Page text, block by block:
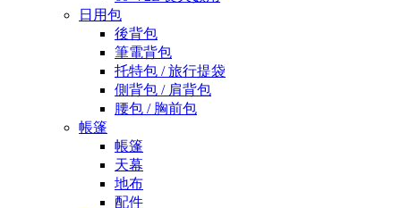
日用包
後背包
筆電背包
托特包 / 旅行提袋
側背包 / 肩背包
腰包 / 胸前包
帳篷
帳篷
天幕
地布
配件